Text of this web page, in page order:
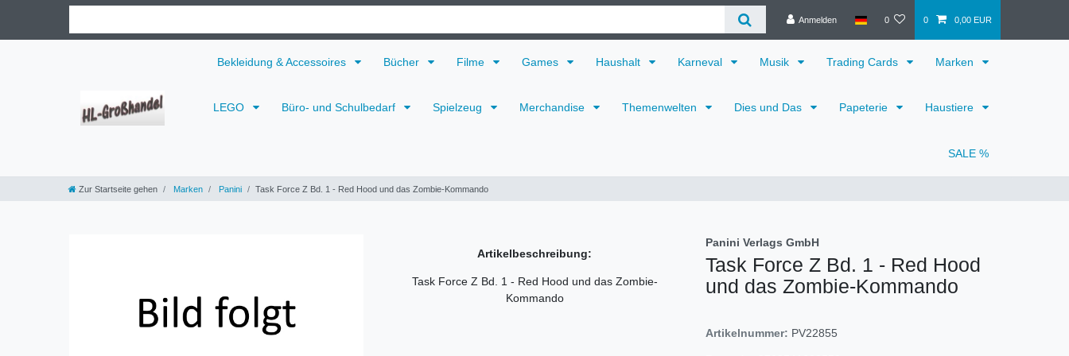
Anmelden 0 0 0,00 EUR
Bekleidung & Accessoires Bücher Filme Games Haushalt Karneval Musik Trading Cards Marken
LEGO Büro- und Schulbedarf Spielzeug Merchandise Themenwelten Dies und Das Papeterie Haustiere
SALE %
Zur Startseite gehen Marken Panini Task Force Z Bd. 1 - Red Hood und das Zombie-Kommando
Artikelbeschreibung:
Task Force Z Bd. 1 - Red Hood und das Zombie-
Kommando
Panini Verlags GmbH
Task Force Z Bd. 1 - Red Hood
und das Zombie-Kommando
Artikelnummer: PV22855